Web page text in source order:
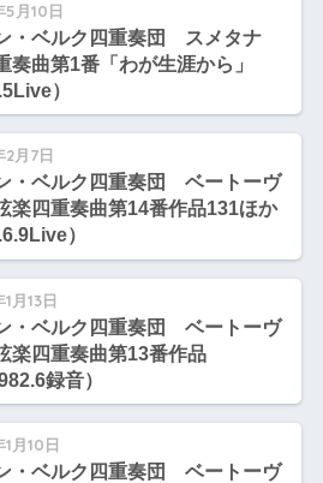
5月10日
・ベルク四重奏団 スメタナ
奏曲第1番「わが生涯から」
）
2月7日
・ベルク四重奏団 ベートーヴ
四重奏曲第14番作品131ほか
）
月13日
・ベルク四重奏団 ベートーヴ
四重奏曲第13番作品
録音）
1月10日
・ベルク四重奏団 ベートーヴ